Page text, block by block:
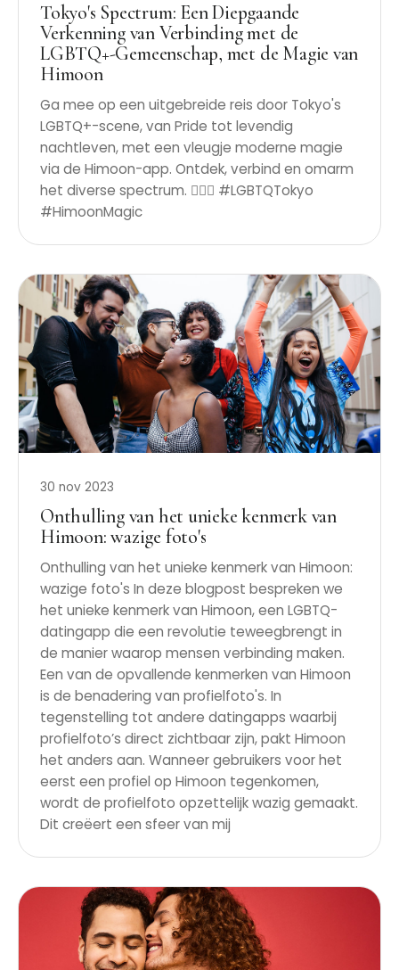
Tokyo's Spectrum: Een Diepgaande
Verkenning van Verbinding met de
LGBTQ+-Gemeenschap, met de Magie van
Himoon
Ga mee op een uitgebreide reis door Tokyo's
LGBTQ+-scene, van Pride tot levendig
nachtleven, met een vleugje moderne magie
via de Himoon-app. Ontdek, verbind en omarm
het diverse spectrum. 🏳️‍🌈✨ #LGBTQTokyo
#HimoonMagic
30 nov 2023
Onthulling van het unieke kenmerk van
Himoon: wazige foto's
Onthulling van het unieke kenmerk van Himoon:
wazige foto's In deze blogpost bespreken we
het unieke kenmerk van Himoon, een LGBTQ-
datingapp die een revolutie teweegbrengt in
de manier waarop mensen verbinding maken.
Een van de opvallende kenmerken van Himoon
is de benadering van profielfoto's. In
tegenstelling tot andere datingapps waarbij
profielfoto’s direct zichtbaar zijn, pakt Himoon
het anders aan. Wanneer gebruikers voor het
eerst een profiel op Himoon tegenkomen,
wordt de profielfoto opzettelijk wazig gemaakt.
Dit creëert een sfeer van mij